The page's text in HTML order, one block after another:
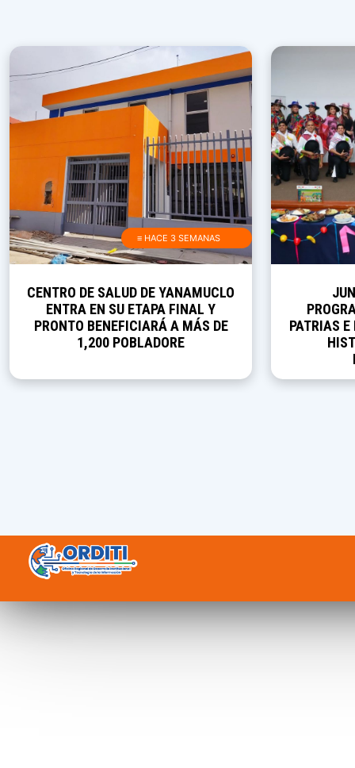
≡ HACE 3 SEMANAS
CENTRO DE SALUD DE YANAMUCLO
ENTRA EN SU ETAPA FINAL Y
PRONTO BENEFICIARÁ A MÁS DE
1,200 POBLADORE
PATRIAS